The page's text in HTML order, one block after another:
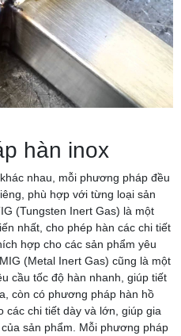
hàn inox
nhau, mỗi phương pháp đều
phù hợp với từng loại sản
(Tungsten Inert Gas) là một
nhất, cho phép hàn các chi tiết
hợp cho các sản phẩm yêu
(Metal Inert Gas) cũng là một
cầu tốc độ hàn nhanh, giúp tiết
còn có phương pháp hàn hồ
chi tiết dày và lớn, giúp gia
sản phẩm. Mỗi phương pháp